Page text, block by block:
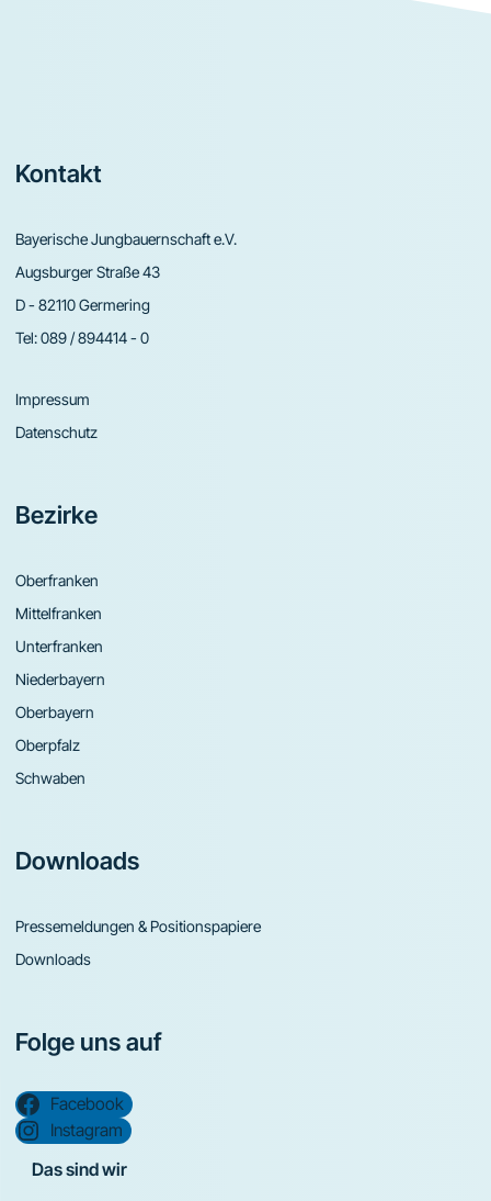
Footer
Kontakt
Bayerische Jungbauernschaft e.V.
Augsburger Straße 43
D - 82110 Germering
Tel:089 / 894414 - 0
Impressum
Datenschutz
Bezirke
Oberfranken
Mittelfranken
Unterfranken
Niederbayern
Oberbayern
Oberpfalz
Schwaben
Downloads
Pressemeldungen & Positionspapiere
Downloads
Folge uns auf
Facebook
Instagram
Das sind wir